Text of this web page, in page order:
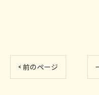
< 前のページ